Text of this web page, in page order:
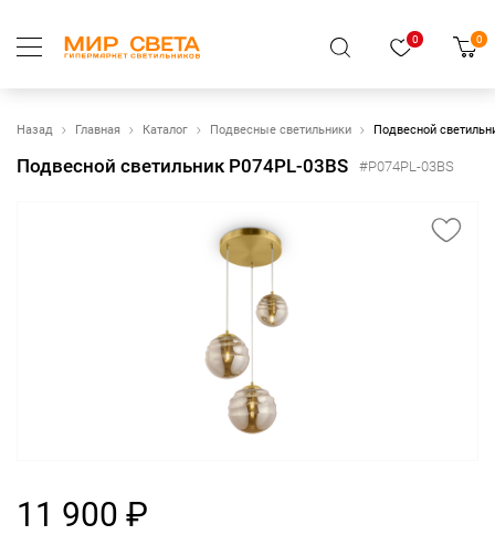
0 0
Назад Главная Каталог Подвесные светильники Подвесной
Подвесной светильник P074PL-03BS #P074PL-03BS
11 900 ₽